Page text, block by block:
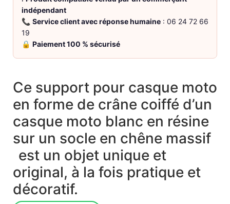
indépendant
📞 Service client avec réponse humaine : 06 24 72 66
19
🔒 Paiement 100 % sécurisé
Ce support pour casque moto
en forme de crâne coiffé d’un
casque moto blanc en résine
sur un socle en chêne massif
est un objet unique et
original, à la fois pratique et
décoratif.